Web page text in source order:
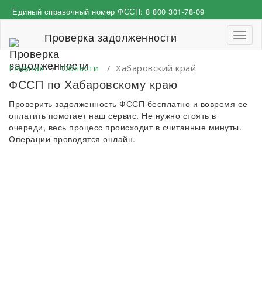
к
Единый справочный номер ФССП: 8 800 301-78-09
Проверка задолженности
Главная/Области / Хабаровский край
ФССП по Хабаровскому краю
Проверить задолженность ФССП бесплатно и вовремя ее
оплатить помогает наш сервис. Не нужно стоять в
очереди, весь процесс происходит в считанные минуты.
Операции проводятся онлайн.